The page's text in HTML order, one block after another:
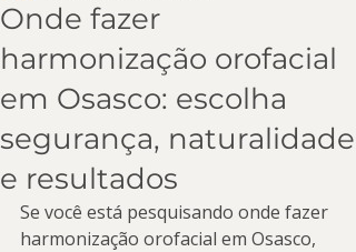
Onde fazer
harmonização orofacial
em Osasco: escolha
segurança, naturalidade
e resultados
Se você está pesquisando onde fazer
harmonização orofacial em Osasco,